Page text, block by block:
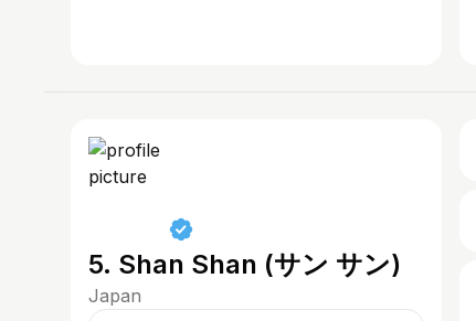
5. Shan Shan (サン サン)
Japan